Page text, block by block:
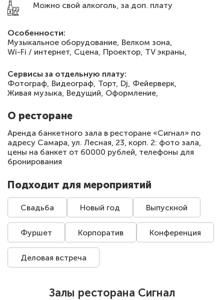
Можно свой алкоголь, за доп. плату
Особенности:
Музыкальное оборудование, Велком зона,
Wi-Fi / интернет, Сцена, Проектор, TV экраны,
Сервисы за отдельную плату:
Фотограф, Видеограф, Торт, Dj, Фейерверк,
Живая музыка, Ведущий, Оформление,
О ресторане
Аренда банкетного зала в ресторане «Сигнал» по
адресу Самара, ул. Лесная, 23, корп. 2: фото зала,
цены на банкет от 60000 рублей, телефоны для
бронирования
Подходит для мероприятий
Свадьба Новый год Выпускной
Фуршет Корпоратив Конференция
Деловая встреча
Залы ресторана Сигнал